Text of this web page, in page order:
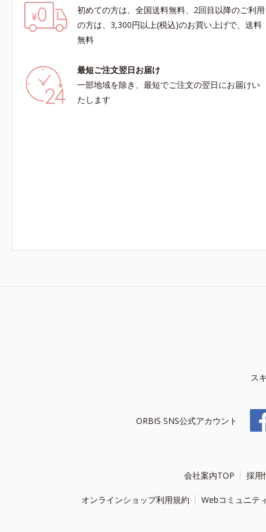
初めての方は、全国送料無料、2回目以降のご利用
の方は、3,300円以上(税込)のお買い上げで、送料
無料
最短ご注文翌日お届け
一部地域を除き、最短でご注文の翌日にお届けい
たします
ス
ORBIS SNS公式アカウント
会社案内TOP 採用
オンラインショップ利用規約 Webコミュニテ